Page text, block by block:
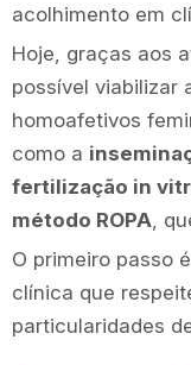
acolhimento em
Hoje, graças aos
possível viabilizar
homoafetivos
como a
fertilização in
método ROPA ,
O primeiro passo
clínica que
particularidades